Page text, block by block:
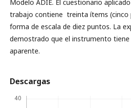
Modelo ADIE. El cuestionario
trabajo contiene treinta ítems (cinco
forma de escala de diez puntos. La
demostrado que el instrumento tiene
aparente.
Descargas